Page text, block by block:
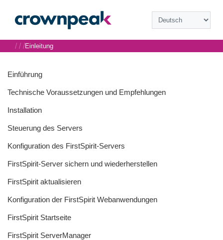
Einführung
Technische Voraussetzungen und Empfehlungen
Installation
Steuerung des Servers
Konfiguration des FirstSpirit-Servers
FirstSpirit-Server sichern und wiederherstellen
FirstSpirit aktualisieren
Konfiguration der FirstSpirit Webanwendungen
FirstSpirit Startseite
FirstSpirit ServerManager
/ / /Einleitung